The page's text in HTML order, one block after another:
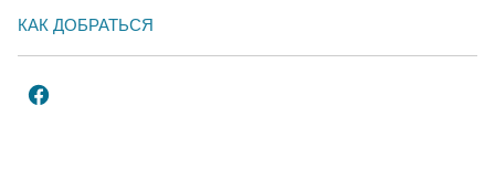
КАК ДОБРАТЬСЯ